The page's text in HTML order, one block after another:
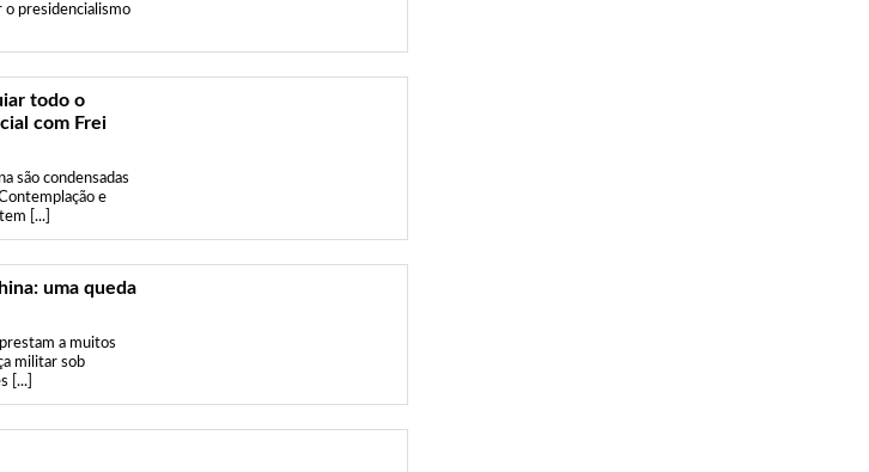
o presidencialismo
todo o
com Frei
são condensadas
e
[...]
uma queda
a muitos
militar sob
[...]